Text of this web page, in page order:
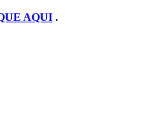
AQUI .